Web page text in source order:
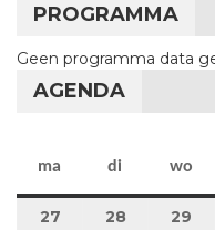
PROGRAMMA
Geen programma data
AGENDA
ma maandag
di dinsdag
wo
27 27 juli 2026
28 28 juli 2026
29